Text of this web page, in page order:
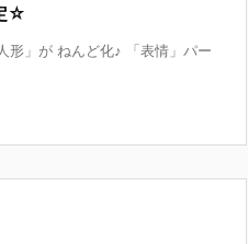
☆
形」が ねんど化♪ 「表情」パー